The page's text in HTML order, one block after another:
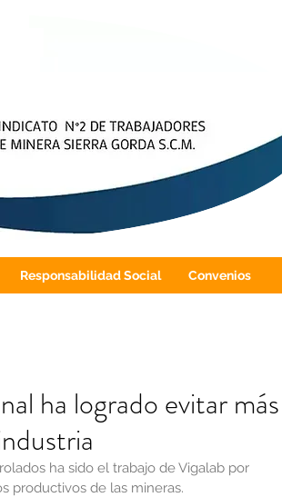
Responsabilidad Social Convenios
ha logrado evitar más
ha sido el trabajo de Vigalab por
productivos de las mineras.